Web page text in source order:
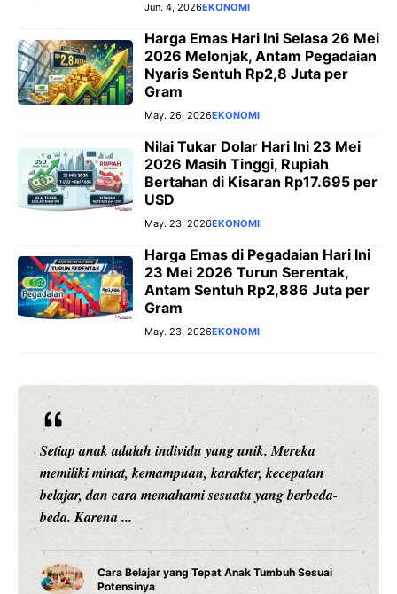
Jun. 4, 2026EKONOMI
Harga Emas Hari Ini Selasa 26 Mei
2026 Melonjak, Antam Pegadaian
Nyaris Sentuh Rp2,8 Juta per
Gram
May. 26, 2026EKONOMI
Nilai Tukar Dolar Hari Ini 23 Mei
2026 Masih Tinggi, Rupiah
Bertahan di Kisaran Rp17.695 per
USD
May. 23, 2026EKONOMI
Harga Emas di Pegadaian Hari Ini
23 Mei 2026 Turun Serentak,
Antam Sentuh Rp2,886 Juta per
Gram
May. 23, 2026EKONOMI
Setiap anak adalah individu yang unik. Mereka
memiliki minat, kemampuan, karakter, kecepatan
belajar, dan cara memahami sesuatu yang berbeda-
beda. Karena ...
Cara Belajar yang Tepat Anak Tumbuh Sesuai
Potensinya